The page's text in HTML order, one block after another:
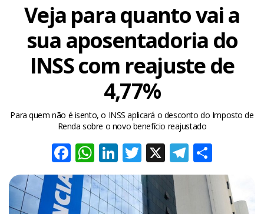
Veja para quanto vai a
sua aposentadoria do
INSS com reajuste de
4,77%
Para quem não é isento, o INSS aplicará o desconto do Imposto de
Renda sobre o novo benefício reajustado
Facebook
WhatsApp
LinkedIn
Twitter
X